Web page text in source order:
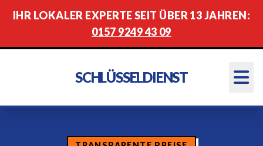
IHR LOKALER EXPERTE SEIT ÜBER 13 JAHREN:
0157 9249 43 09
SCHLÜSSELDIENST